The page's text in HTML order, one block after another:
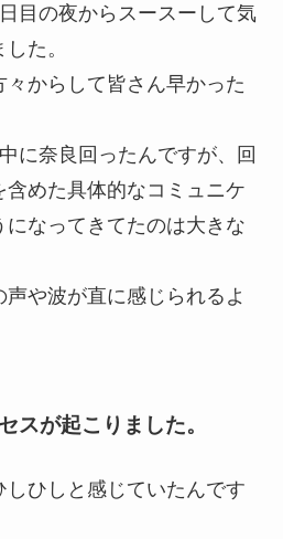
目の夜からスースーして気
た。
からして皆さん早かった
に奈良回ったんですが、回
含めた具体的なコミュニケ
なってきてたのは大きな
や波が直に感じられるよ
スが起こりました。
ひしと感じていたんです